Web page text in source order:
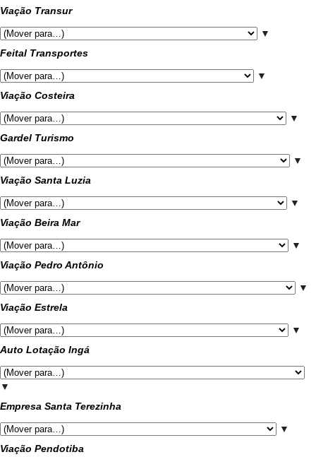
Viação Transur
▼
Feital Transportes
▼
Viação Costeira
▼
Gardel Turismo
▼
Viação Santa Luzia
▼
Viação Beira Mar
▼
Viação Pedro Antônio
▼
Viação Estrela
▼
Auto Lotação Ingá
▼
Empresa Santa Terezinha
▼
Viação Pendotiba